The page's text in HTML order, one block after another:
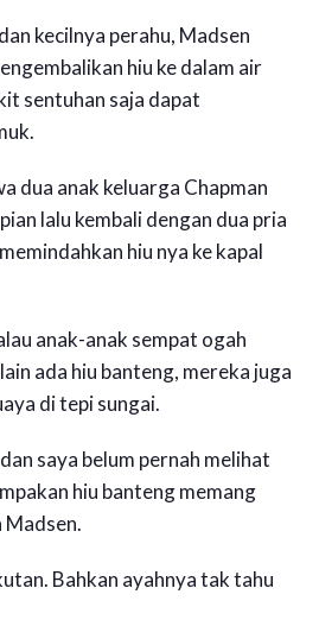
kecilnya perahu, Madsen
hiu ke dalam air
sentuhan saja dapat
dua anak keluarga Chapman
lalu kembali dengan dua pria
hiu nya ke kapal
anak-anak sempat ogah
ada hiu banteng, mereka juga
di tepi sungai.
saya belum pernah melihat
hiu banteng memang
Madsen.
Bahkan ayahnya tak tahu